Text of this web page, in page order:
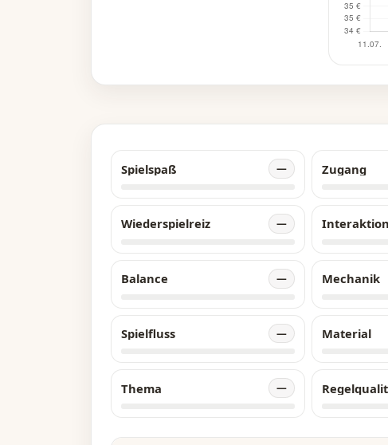
Spielspaß —
Wiederspielreiz —
Balance —
Spielfluss —
Thema —
Zugang
Interaktion
Mechanik
Material